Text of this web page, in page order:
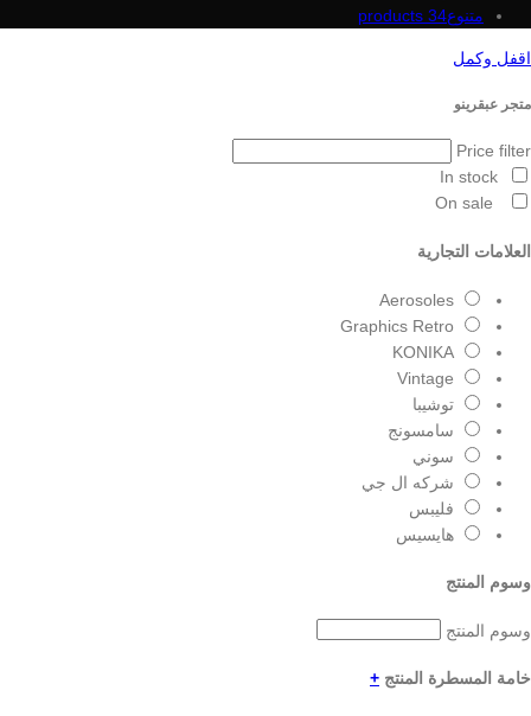
متنوع34 products
اقفل وكمل
متجر عبقرينو
Price filter
In stock
العلامات التجارية
Aerosoles
Graphics Retro
KONIKA
Vintage
توشيبا
سامسونج
سوني
شركه ال جي
فليبس
هايسيس
وسوم المنتج
وسوم المنتج
خامة المسطرة المنتج +